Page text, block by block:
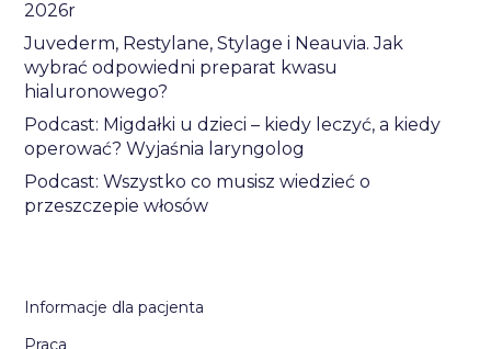
2026r
Juvederm, Restylane, Stylage i Neauvia. Jak
wybrać odpowiedni preparat kwasu
hialuronowego?
Podcast: Migdałki u dzieci – kiedy leczyć, a kiedy
operować? Wyjaśnia laryngolog
Podcast: Wszystko co musisz wiedzieć o
przeszczepie włosów
Informacje dla pacjenta
Praca